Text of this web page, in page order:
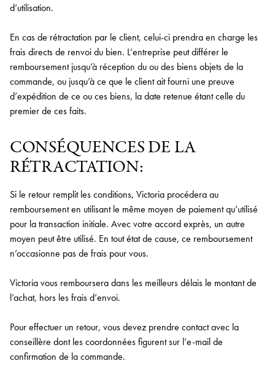
d’utilisation.
En cas de rétractation par le client, celui-ci prendra en charge les
frais directs de renvoi du bien. L’entreprise peut différer le
remboursement jusqu’à réception du ou des biens objets de la
commande, ou jusqu’à ce que le client ait fourni une preuve
d’expédition de ce ou ces biens, la date retenue étant celle du
premier de ces faits.
CONSÉQUENCES DE LA
RÉTRACTATION:
Si le retour remplit les conditions, Victoria procédera au
remboursement en utilisant le même moyen de paiement qu’utilisé
pour la transaction initiale. Avec votre accord exprès, un autre
moyen peut être utilisé. En tout état de cause, ce remboursement
n’occasionne pas de frais pour vous.
Victoria vous remboursera dans les meilleurs délais le montant de
l’achat, hors les frais d’envoi.
Pour effectuer un retour, vous devez prendre contact avec la
conseillère dont les coordonnées figurent sur l’e-mail de
confirmation de la commande.